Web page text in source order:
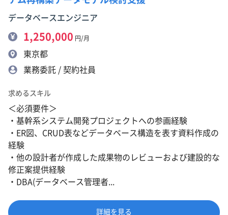
データベースエンジニア
1,250,000 円/月
東京都
業務委託 / 契約社員
求めるスキル
＜必須要件＞
・基幹系システム開発プロジェクトへの参画経験
・ER図、CRUD表などデータベース構造を表す資料作成の
経験
・他の設計者が作成した成果物のレビューおよび建設的な
修正案提供経験
・DBA(データベース管理者...
詳細を見る